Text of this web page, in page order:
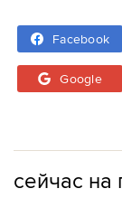
Facebook
Google
сейчас на